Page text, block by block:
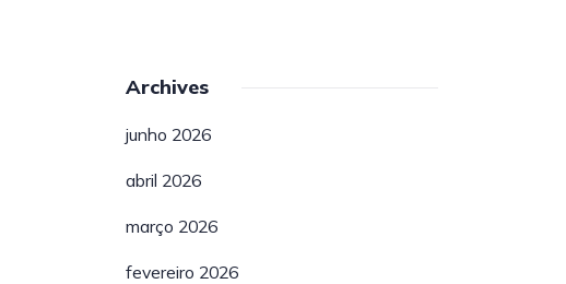
Archives
junho 2026
abril 2026
março 2026
fevereiro 2026